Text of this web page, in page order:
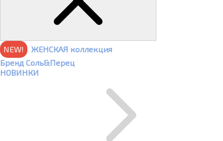
NEW!
ЖЕНСКАЯ коллекция
Бренд Соль&Перец
НОВИНКИ